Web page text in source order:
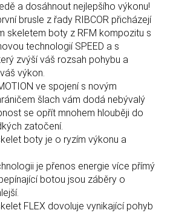
a dosáhnout nejlepšího výkonu!
brusle z řady RIBCOR přicházejí
skeletem boty z RFM kompozitu s
technologií SPEED a s
zvýší váš rozsah pohybu a
výkon.
ve spojení s novým
šlach vám dodá nebývalý
se opřít mnohem hlouběji do
zatočení.
boty je o ryzím výkonu a
je přenos energie více přímý
botou jsou záběry o
FLEX dovoluje vynikající pohyb